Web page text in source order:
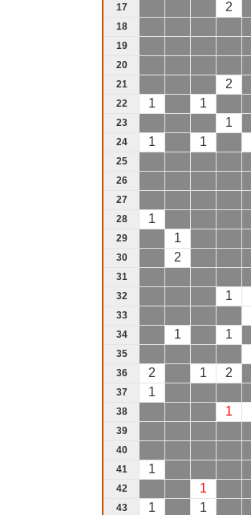
17 2
18
19
20
21 2
22 1 1
23 1
24 1 1
25
26
27
28 1
29 1
30 2
31
32 1
33
34 1 1
35
36 2 1 2
37 1
38 1
39
40
41 1
42 1
43 1 1